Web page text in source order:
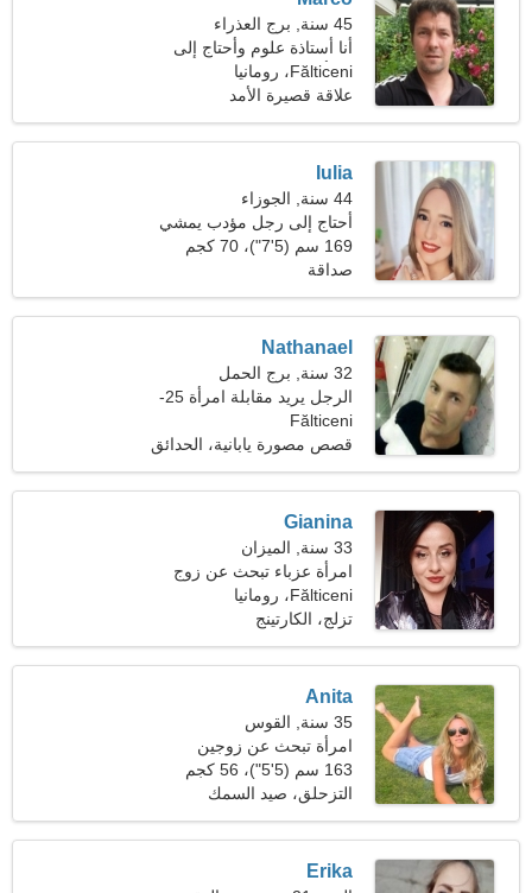
45 سنة, برج العذراء
أنا أستاذة علوم وأحتاج إلى
امرأة غير عادية
Fălticeni، رومانيا
علاقة قصيرة الأمد
Iulia
44 سنة, الجوزاء
أحتاج إلى رجل مؤدب يمشي
معًا
169 سم (5'7")، 70 كجم
(154 رطلا)
صداقة
Nathanael
32 سنة, برج الحمل
الرجل يريد مقابلة امرأة 25-
29
Fălticeni
قصص مصورة يابانية، الحدائق
Gianina
33 سنة, الميزان
امرأة عزباء تبحث عن زوج
39-44
Fălticeni، رومانيا
تزلج، الكارتينج
Anita
35 سنة, القوس
امرأة تبحث عن زوجين
163 سم (5'5")، 56 كجم
(123 رطلا)
التزحلق، صيد السمك
Erika